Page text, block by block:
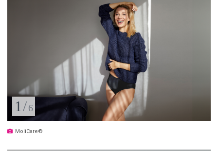
1 /6
MoliCare®